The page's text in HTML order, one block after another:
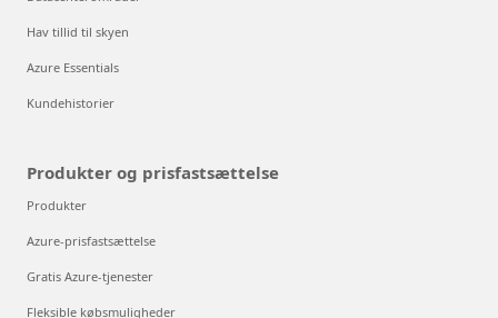
Hav tillid til skyen
Azure Essentials
Kundehistorier
Produkter og prisfastsættelse
Produkter
Azure-prisfastsættelse
Gratis Azure-tjenester
Fleksible købsmuligheder